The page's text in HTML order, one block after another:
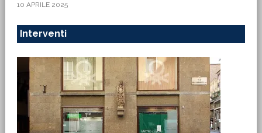
10 APRILE 2025
Interventi